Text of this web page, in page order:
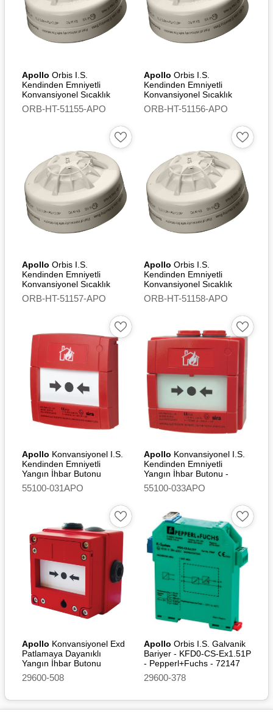
BASEEFA – UK-Type
Examination Certificate
DBI-UK – (Marine
Type Examination (Module
B) Certificate
Apollo Orbis I.S.
Kendinden Emniyetli
Konvansiyonel Sıcaklık
Dedektörü (CS)
ORB-HT-51155-APO
Apollo Orbis I.S.
Kendinden Emniyetli
Konvansiyonel Sıcaklık
Dedektörü (CS) - Flashing
Led
ORB-HT-51156-APO
Apollo Orbis I.S.
Kendinden Emniyetli
Konvansiyonel Sıcaklık
Dedektörü (A1S)
ORB-HT-51157-APO
Apollo Orbis I.S.
Kendinden Emniyetli
Konvansiyonel Sıcaklık
Dedektörü (A1S) - Flashing
Led
ORB-HT-51158-APO
Apollo Konvansiyonel I.S.
Kendinden Emniyetli
Yangın İhbar Butonu
(Without Led)
55100-031APO
Apollo Konvansiyonel I.S.
Kendinden Emniyetli
Yangın İhbar Butonu -
Outdoor (Without Led)
55100-033APO
Apollo Konvansiyonel Exd
Patlamaya Dayanıklı
Yangın İhbar Butonu
(Without Led)
29600-508
Apollo Orbis I.S. Galvanik
Bariyer - KFD0-CS-Ex1.51P
- Pepperl+Fuchs - 72147
29600-378